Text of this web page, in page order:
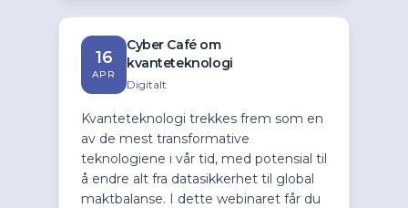
16
APR
Cyber Café om
kvanteteknologi
Digitalt
Kvanteteknologi trekkes frem som en
av de mest transformative
teknologiene i vår tid, med potensial til
å endre alt fra datasikkerhet til global
maktbalanse. I dette webinaret får du